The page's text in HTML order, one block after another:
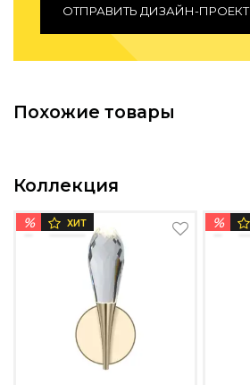
ОТПРАВИТЬ ДИЗАЙН-ПРОЕКТ
Похожие товары
Коллекция
% ХИТ %